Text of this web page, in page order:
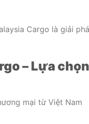
Cargo là giải
– Lựa chọn
mại từ Việt Nam